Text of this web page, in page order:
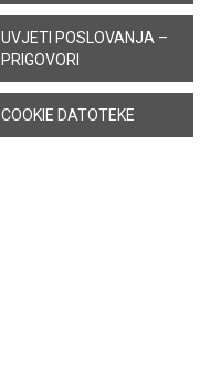
UVJETI POSLOVANJA –
PRIGOVORI
COOKIE DATOTEKE